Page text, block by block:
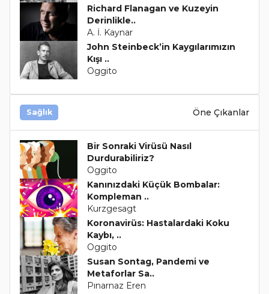
Richard Flanagan ve Kuzeyin
Derinlikle..
A. İ. Kaynar
John Steinbeck’in Kaygılarımızın
Kışı ..
Oggito
Sağlık Öne Çıkanlar
Bir Sonraki Virüsü Nasıl
Durdurabiliriz?
Oggito
Kanınızdaki Küçük Bombalar:
Kompleman ..
Kurzgesagt
Koronavirüs: Hastalardaki Koku
Kaybı, ..
Oggito
Susan Sontag, Pandemi ve
Metaforlar Sa..
Pınarnaz Eren